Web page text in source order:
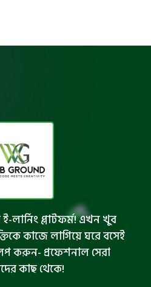
লার্নিং প্লাটফর্ম! এখন খুব
কাজে লাগিয়ে ঘরে বসেই
করুন- প্রফেশনাল সেরা
কাছ থেকে!